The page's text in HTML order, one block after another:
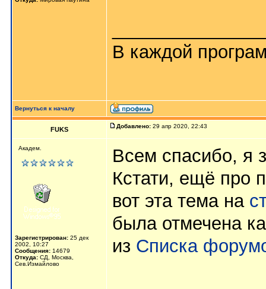
В каждой
Вернуться к началу
FUKS Добавлено: 29 апр 2020, 22:43
Академ.
Зарегистрирован: 25 дек
2002, 10:27
Сообщения: 14679
Откуда: СД, Москва,
Сев.Измайлово
Всем спасибо, я
Кстати, ещё про
вот эта тема на
была отмечена
из Списка